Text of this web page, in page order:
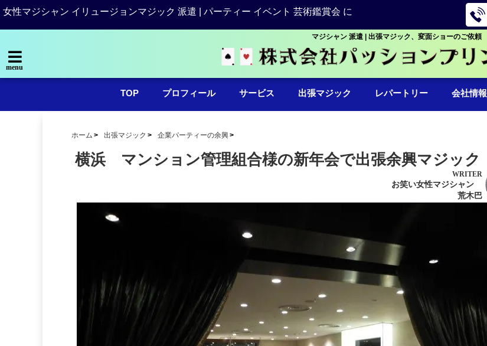
女性マジシャン イリュージョンマジック 派遣 | パーティー イベント 芸術鑑賞会 に
マジシャン 派遣 | 出張マジック、変面ショーのご依頼
menu
TOP プロフィール サービス 出張マジック レパートリー 会社情報
ホーム 出張マジック 企業パーティーの余興
横浜 マンション管理組合様の新年会で出張余興マジック
WRITER
お笑い女性マジシャン
荒木巴